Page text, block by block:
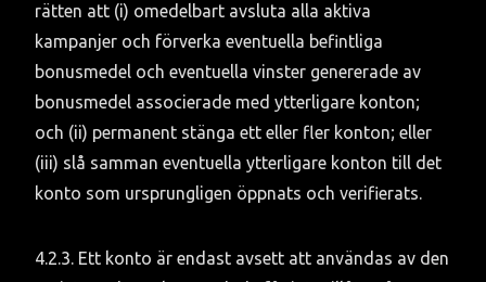
rätten att (i) omedelbart avsluta alla aktiva
kampanjer och förverka eventuella befintliga
bonusmedel och eventuella vinster genererade av
bonusmedel associerade med ytterligare konton;
och (ii) permanent stänga ett eller fler konton; eller
(iii) slå samman eventuella ytterligare konton till det
konto som ursprungligen öppnats och verifierats.
4.2.3. Ett konto är endast avsett att användas av den